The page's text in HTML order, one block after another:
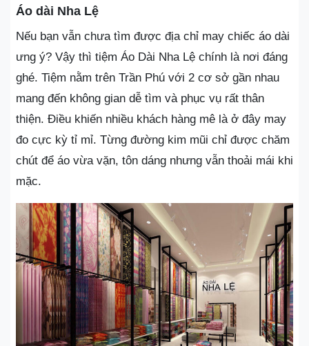
Áo dài Nha Lệ
Nếu bạn vẫn chưa tìm được địa chỉ may chiếc áo dài
ưng ý? Vậy thì tiệm Áo Dài Nha Lệ chính là nơi đáng
ghé. Tiệm nằm trên Trần Phú với 2 cơ sở gần nhau
mang đến không gian dễ tìm và phục vụ rất thân
thiện. Điều khiến nhiều khách hàng mê là ở đây may
đo cực kỳ tỉ mỉ. Từng đường kim mũi chỉ được chăm
chút để áo vừa vặn, tôn dáng nhưng vẫn thoải mái khi
mặc.